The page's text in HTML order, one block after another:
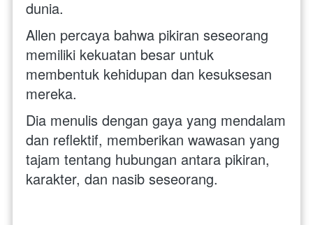
dunia.
Allen percaya bahwa pikiran seseorang
memiliki kekuatan besar untuk
membentuk kehidupan dan kesuksesan
mereka.
Dia menulis dengan gaya yang mendalam
dan reflektif, memberikan wawasan yang
tajam tentang hubungan antara pikiran,
karakter, dan nasib seseorang.